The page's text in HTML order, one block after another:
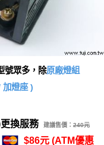
號眾多，除原廠燈組
加燈座 )
換服務 建議售價： 240元
$86元 (ATM優惠